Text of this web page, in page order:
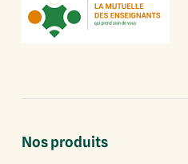
Nos produits